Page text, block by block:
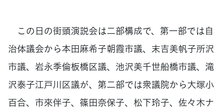
この日の街頭演説会は二部構成で、第一部では自
治体議会から本田麻希子朝霞市議、末吉美帆子所沢
市議、岩永季倫板橋区議、池沢美千世船橋市議、滝
沢泰子江戸川区議が、第二部では衆議院から大塚小
百合、市來伴子、篠田奈保子、松下玲子、佐々木ナ